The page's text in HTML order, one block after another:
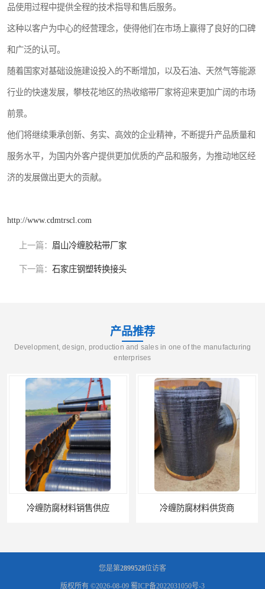
品使用过程中提供全程的技术指导和售后服务。
这种以客户为中心的经营理念，使得他们在市场上赢得了良好的口碑
和广泛的认可。
随着国家对基础设施建设投入的不断增加，以及石油、天然气等能源
行业的快速发展，攀枝花地区的热收缩带厂家将迎来更加广阔的市场
前景。
他们将继续秉承创新、务实、高效的企业精神，不断提升产品质量和
服务水平，为国内外客户提供更加优质的产品和服务，为推动地区经
济的发展做出更大的贡献。
http://www.cdmtrscl.com
上一篇： 眉山冷缠胶粘带厂家
下一篇： 石家庄钢塑转换接头
产品推荐
Development, design, production and sales in one of the manufacturing
enterprises
冷缠防腐材料销售供应 冷缠防腐材料供货商
您是第2899528位访客
版权所有 ©2026-08-09 蜀ICP备2022031050号-3